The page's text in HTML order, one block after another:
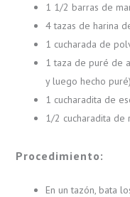
1 1/2 barras de
4 tazas de harina
1 cucharada de
1 taza de puré de
y luego hecho puré)
1 cucharadita de
1/2 cucharadita de
Procedimiento:
En un tazón, bata